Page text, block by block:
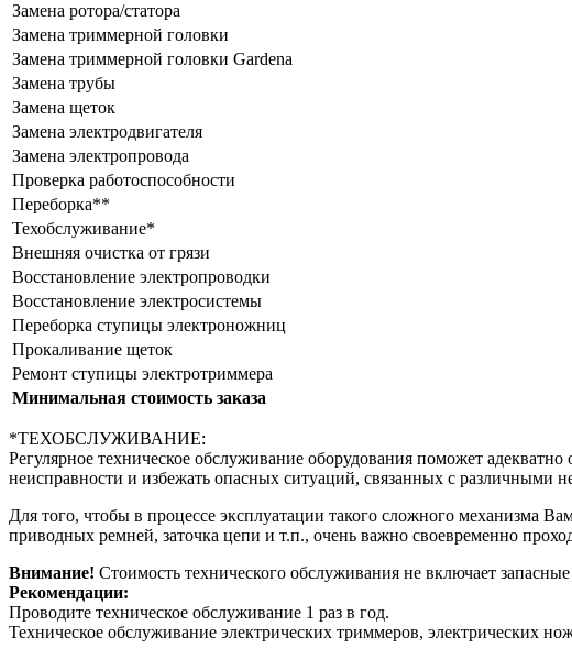
Замена ротора/статора
Замена триммерной головки
Замена триммерной головки Gardena
Замена трубы
Замена щеток
Замена электродвигателя
Замена электропровода
Проверка работоспособности
Переборка**
Техобслуживание*
Внешняя очистка от грязи
Восстановление электропроводки
Восстановление электросистемы
Переборка ступицы электроножниц
Прокаливание щеток
Ремонт ступицы электротриммера
Минимальная стоимость заказа
*ТЕХОБСЛУЖИВАНИЕ:
Регулярное техническое обслуживание оборудования поможет
неисправности и избежать опасных ситуаций, связанных с различными
Для того, чтобы в процессе эксплуатации такого сложного механизма
приводных ремней, заточка цепи и т.п., очень важно своевременно
Внимание! Стоимость технического обслуживания не включает
Рекомендации:
Проводите техническое обслуживание 1 раз в год.
Техническое обслуживание электрических триммеров, электрических